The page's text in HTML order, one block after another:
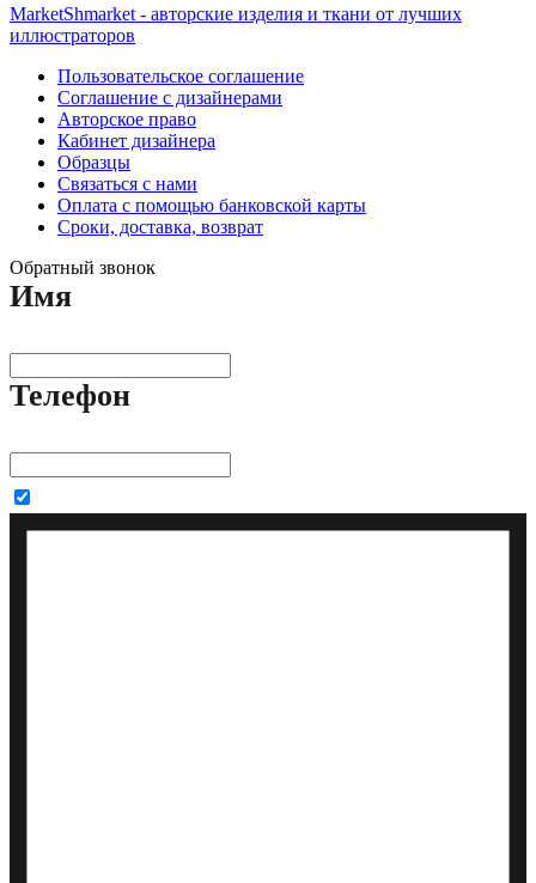
MarketShmarket - авторские изделия и ткани от лучших
иллюстраторов
Пользовательское соглашение
Соглашение с дизайнерами
Авторское право
Кабинет дизайнера
Образцы
Связаться с нами
Оплата с помощью банковской карты
Сроки, доставка, возврат
Обратный звонок
Имя
Телефон